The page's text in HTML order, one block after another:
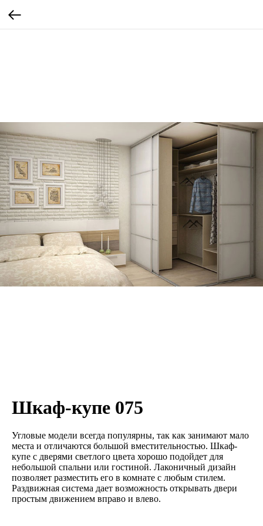
Шкаф-купе 075
Угловые модели всегда популярны, так как занимают мало
места и отличаются большой вместительностью. Шкаф-
купе с дверями светлого цвета хорошо подойдет для
небольшой спальни или гостиной. Лаконичный дизайн
позволяет разместить его в комнате с любым стилем.
Раздвижная система дает возможность открывать двери
простым движением вправо и влево.